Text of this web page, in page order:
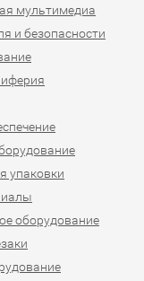
мультимедиа
и безопасности
упаковки
оборудование